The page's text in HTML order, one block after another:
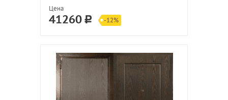
Цена
41260 -12%